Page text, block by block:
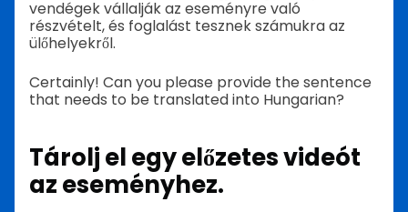
vendégek vállalják az eseményre való
részvételt, és foglalást tesznek számukra az
ülőhelyekről.
Certainly! Can you please provide the sentence
that needs to be translated into Hungarian?
Tárolj el egy előzetes videót
az eseményhez.